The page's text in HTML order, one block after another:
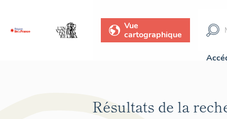
Vue
cartographique
Résultats de la